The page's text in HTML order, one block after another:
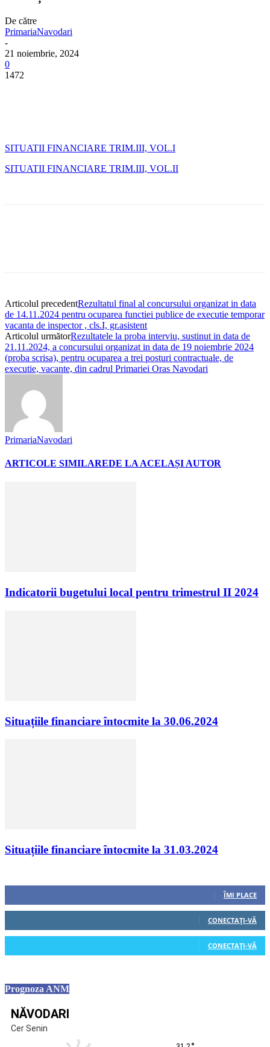
De către
PrimariaNavodari
-
21 noiembrie, 2024
0
1472
SITUATII FINANCIARE TRIM.III, VOL.I
SITUATII FINANCIARE TRIM.III, VOL.II
Articolul precedentRezultatul final al concursului organizat in data
de 14.11.2024 pentru ocuparea functiei publice de executie temporar
vacanta de inspector , cls.I, gr.asistent
Articolul următorRezultatele la proba interviu, sustinut in data de
21.11.2024, a concursului organizat in data de 19 noiembrie 2024
(proba scrisa), pentru ocuparea a trei posturi contractuale, de
executie, vacante, din cadrul Primariei Oras Navodari
PrimariaNavodari
ARTICOLE SIMILAREDE LA ACELAȘI AUTOR
Indicatorii bugetului local pentru trimestrul II 2024
Situațiile financiare întocmite la 30.06.2024
Situațiile financiare întocmite la 31.03.2024
ÎMI PLACE
CONECTAȚI-VĂ
CONECTAȚI-VĂ
Prognoza ANM
NĂVODARI
Cer Senin